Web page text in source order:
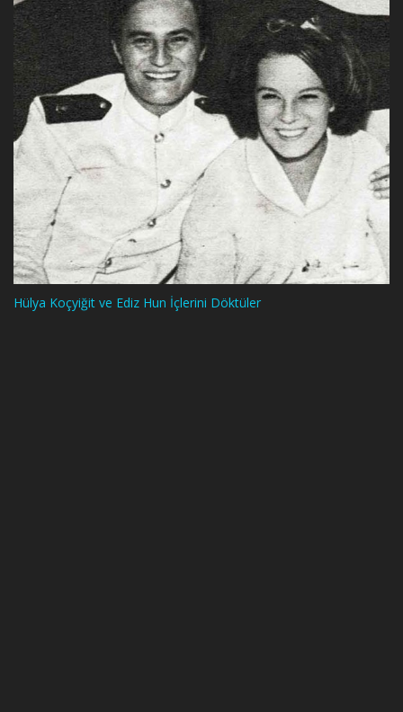
Hülya Koçyiğit ve Ediz Hun İçlerini Döktüler